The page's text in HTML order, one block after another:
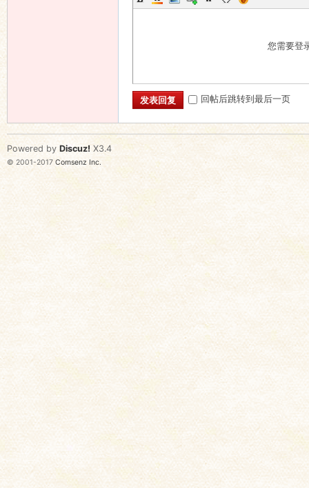
您需要登
发表回复 回帖后跳转到最后一页
Powered by Discuz! X3.4
© 2001-2017 Comsenz Inc.